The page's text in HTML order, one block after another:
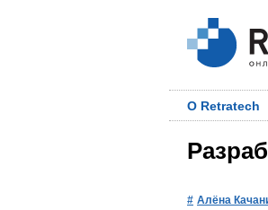
О Retratech
# Алёна